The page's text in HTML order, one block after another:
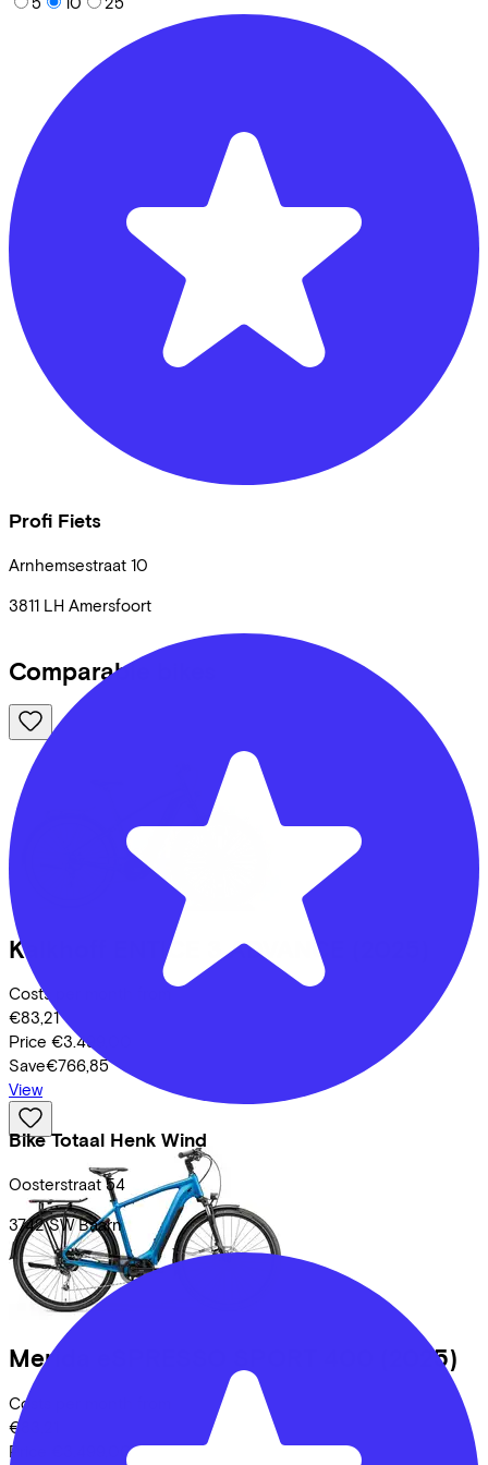
Profi Fiets
Arnhemsestraat 10
3811 LH Amersfoort
Bike Totaal Henk Wind
Oosterstraat 54
3742 SW Baarn
Comparable bikes
Kalkhoff ENTICE 3 ADVANCE
Costs per month from
€83,21
Price €3.499,00
Save€766,85
View
Merida (2025)
Costs per month from
€83,21
Price
€3.499,00